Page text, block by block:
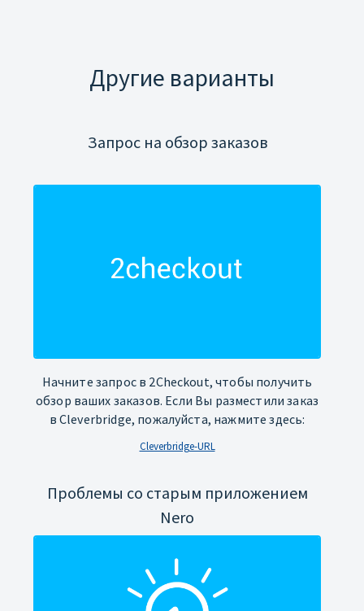
Другие варианты
Запрос на обзор заказов
Начните запрос в 2Checkout, чтобы получить
обзор ваших заказов. Если Вы разместили заказ
в Cleverbridge, пожалуйста, нажмите здесь:
Cleverbridge-URL
Проблемы со старым приложением
Nero